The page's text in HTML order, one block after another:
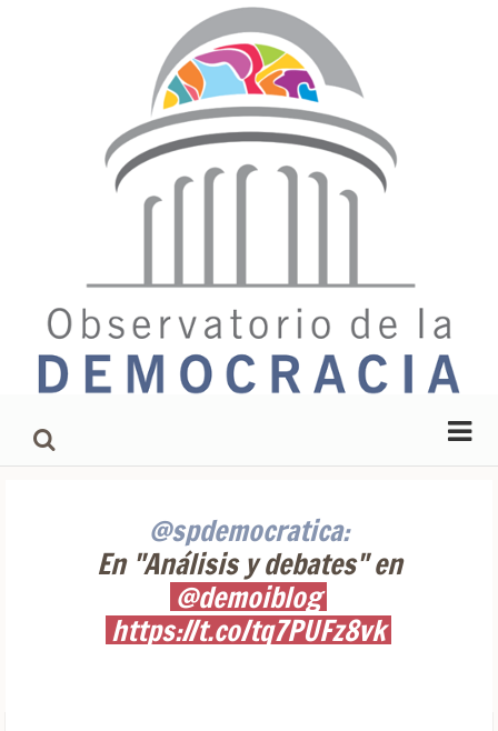
@spdemocratica:
En "Análisis y debates" en
@demoiblog
https://t.co/tq7PUFz8vk